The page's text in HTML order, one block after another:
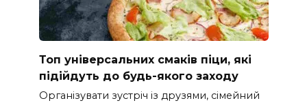
Топ універсальних смаків піци, які
підійдуть до будь-якого заходу
Організувати зустріч із друзями, сімейний